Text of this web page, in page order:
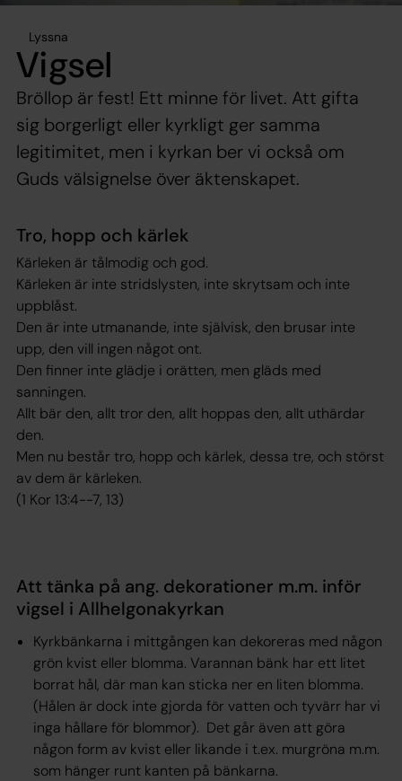
Lyssna
Vigsel
Bröllop är fest! Ett minne för livet. Att gifta
sig borgerligt eller kyrkligt ger samma
legitimitet, men i kyrkan ber vi också om
Guds välsignelse över äktenskapet.
Tro, hopp och kärlek
Kärleken är tålmodig och god.
Kärleken är inte stridslysten, inte skrytsam och inte
uppblåst.
Den är inte utmanande, inte självisk, den brusar inte
upp, den vill ingen något ont.
Den finner inte glädje i orätten, men gläds med
sanningen.
Allt bär den, allt tror den, allt hoppas den, allt uthärdar
den.
Men nu består tro, hopp och kärlek, dessa tre, och störst
av dem är kärleken.
(1 Kor 13:4--7, 13)
Att tänka på ang. dekorationer m.m. inför
vigsel i Allhelgonakyrkan
Kyrkbänkarna i mittgången kan dekoreras med någon
grön kvist eller blomma. Varannan bänk har ett litet
borrat hål, där man kan sticka ner en liten blomma.
(Hålen är dock inte gjorda för vatten och tyvärr har vi
inga hållare för blommor). Det går även att göra
någon form av kvist eller likande i t.ex. murgröna m.m.
som hänger runt kanten på bänkarna.